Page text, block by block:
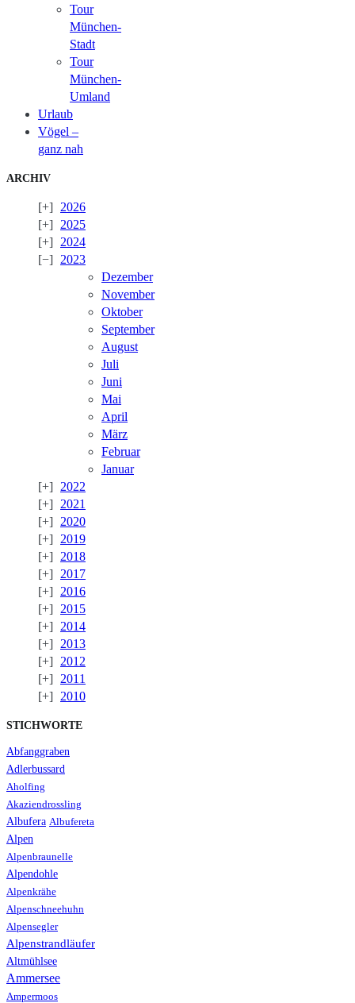
Tour
München-
Stadt
Tour
München-
Umland
Urlaub
Vögel –
ganz nah
ARCHIV
2026
2025
2024
2023
Dezember
November
Oktober
September
August
Juli
Juni
Mai
April
März
Februar
Januar
2022
2021
2020
2019
2018
2017
2016
2015
2014
2013
2012
2011
2010
STICHWORTE
Abfanggraben
Adlerbussard
Aholfing
Akaziendrossling
Albufera Albufereta
Alpen
Alpenbraunelle
Alpendohle
Alpenkrähe
Alpenschneehuhn
Alpensegler
Alpenstrandläufer
Altmühlsee
Ammersee
Ampermoos